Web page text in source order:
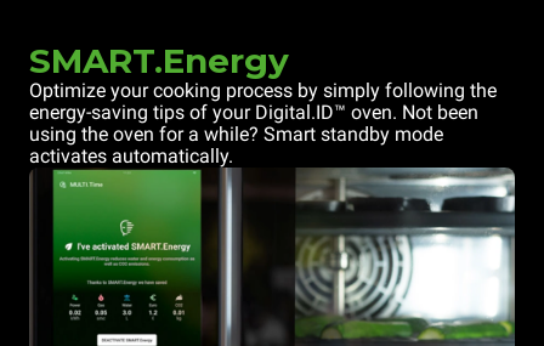
SMART.Energy
Optimize your cooking process by simply following the
energy-saving tips of your Digital.ID™ oven. Not been
using the oven for a while? Smart standby mode
activates automatically.